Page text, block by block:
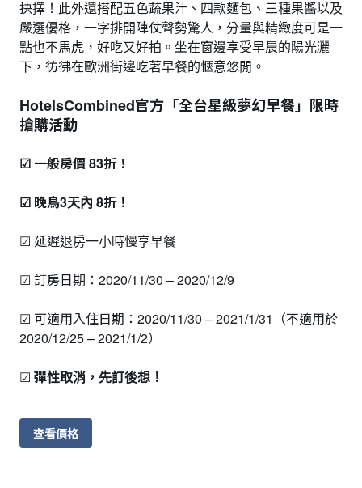
抉擇！此外還搭配五色蔬果汁、四款麵包、三種果醬以及
嚴選優格，一字排開陣仗聲勢驚人，分量與精緻度可是一
點也不馬虎，好吃又好拍。坐在窗邊享受早晨的陽光灑
下，彷彿在歐洲街邊吃著早餐的愜意悠閒。
HotelsCombined官方「全台星級夢幻早餐」限時
搶購活動
☑ 一般房價 83折！
☑ 晚鳥3天內 8折！
☑ 延遲退房一小時慢享早餐
☑ 訂房日期：2020/11/30 – 2020/12/9
☑ 可適用入住日期：2020/11/30 – 2021/1/31（不適用於
2020/12/25 – 2021/1/2）
☑ 彈性取消，先訂後想！
查看價格